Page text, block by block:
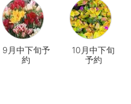
9月中下旬予
約
10月中下旬
予約